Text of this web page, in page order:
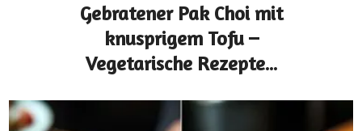
Gebratener Pak Choi mit
knusprigem Tofu –
Vegetarische Rezepte...